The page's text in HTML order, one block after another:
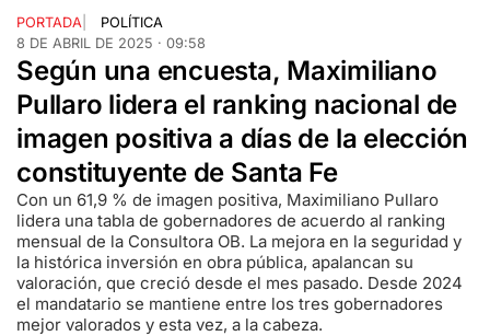
PORTADA
POLÍTICA
8 DE ABRIL DE 2025 · 09:58
Según una encuesta, Maximiliano
Pullaro lidera el ranking nacional de
imagen positiva a días de la elección
constituyente de Santa Fe
Con un 61,9 % de imagen positiva, Maximiliano Pullaro
lidera una tabla de gobernadores de acuerdo al ranking
mensual de la Consultora OB. La mejora en la seguridad y
la histórica inversión en obra pública, apalancan su
valoración, que creció desde el mes pasado. Desde 2024
el mandatario se mantiene entre los tres gobernadores
mejor valorados y esta vez, a la cabeza.